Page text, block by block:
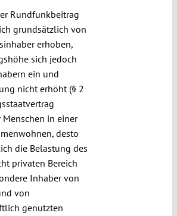
Rundfunkbeitrag
grundsätzlich von
erhoben,
sich jedoch
ein und
nicht erhöht (§ 2
Menschen in einer
desto
die Belastung des
privaten Bereich
Inhaber von
von
genutzten